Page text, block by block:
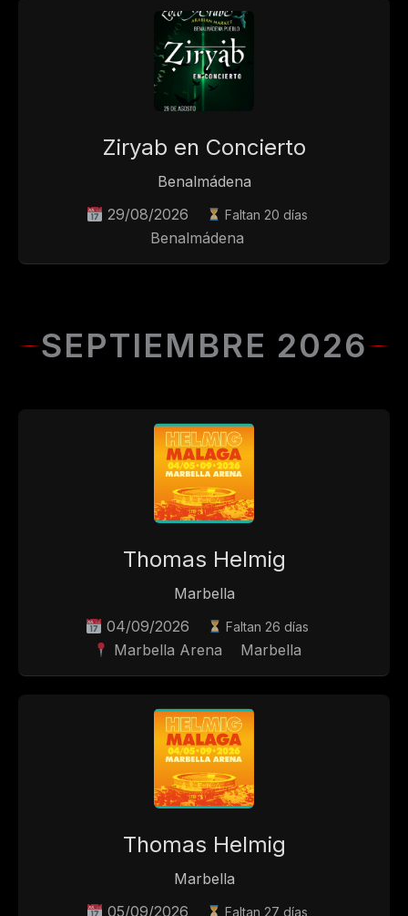
Ziryab en Concierto
Benalmádena
29/08/2026
Faltan 20 días
Benalmádena
SEPTIEMBRE 2026
Thomas Helmig
Marbella
04/09/2026
Faltan 26 días
Marbella Arena Marbella
Thomas Helmig
Marbella
05/09/2026
Faltan 27 días